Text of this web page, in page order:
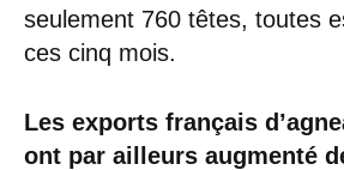
seulement 760 têtes, toutes
ces cinq mois.
Les exports français
ont par ailleurs augmenté